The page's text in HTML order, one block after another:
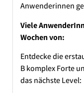
Anwenderinnen
Viele
Wochen von:
Entdecke die
B komplex Forte
das nächste Level: